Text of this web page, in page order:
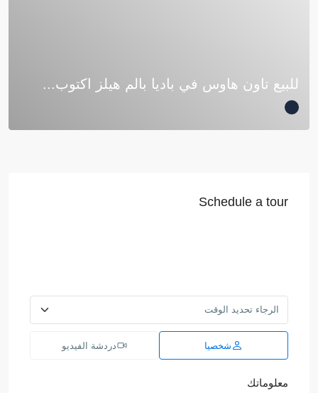
للبيع تاون هاوس في باديا بالم هيلز اكتوب...
Schedule a tour
شخصيا دردشة الفيديو
معلوماتك